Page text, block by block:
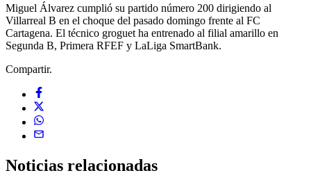
Miguel Álvarez cumplió su partido número 200 dirigiendo al
Villarreal B en el choque del pasado domingo frente al FC
Cartagena. El técnico groguet ha entrenado al filial amarillo en
Segunda B, Primera RFEF y LaLiga SmartBank.
Compartir.
Noticias relacionadas